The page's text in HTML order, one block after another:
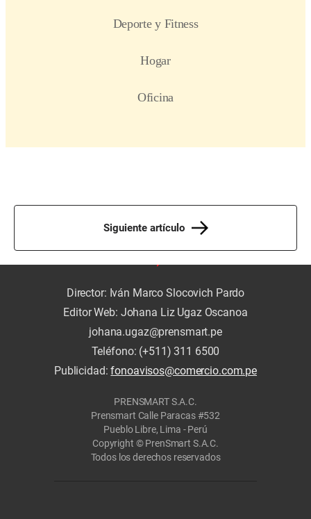
Siguiente artículo
Director: Iván Marco Slocovich Pardo
Editor Web: Johana Liz Ugaz Oscanoa
johana.ugaz@prensmart.pe
Teléfono: (+511) 311 6500
Publicidad:fonoavisos@comercio.com.pe
PRENSMART S.A.C.
Prensmart Calle Paracas #532
Pueblo Libre, Lima - Perú
Copyright © PrenSmart S.A.C.
Todos los derechos reservados